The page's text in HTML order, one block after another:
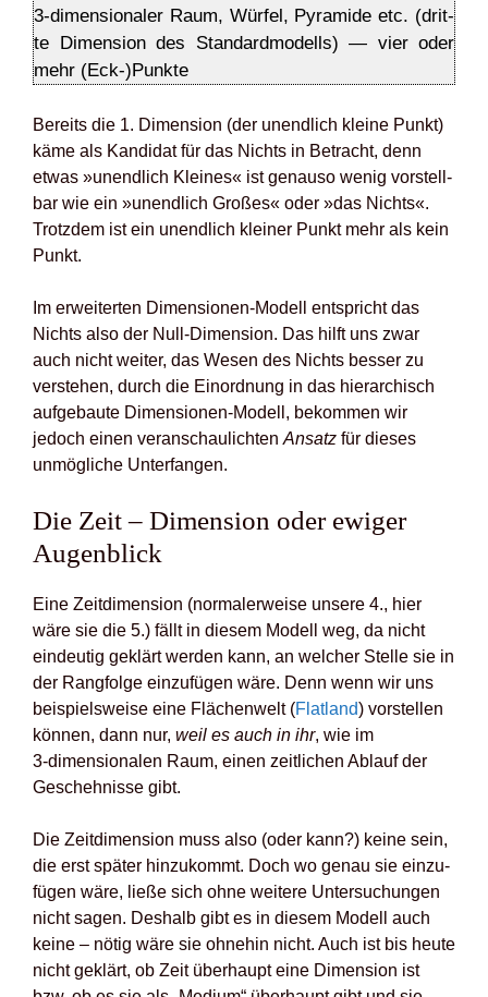
3‑dimensionaler Raum, Wür­fel, Pyra­mi­de etc. (drit­
te Dimen­si­on des Stan­dard­mo­dells) — vier oder
mehr (Eck-)Punkte
Bereits die 1. Dimen­si­on (der unend­lich klei­ne Punkt)
käme als Kan­di­dat für das Nichts in Betracht, denn
etwas »unend­lich Klei­nes« ist genau­so wenig vor­stell­
bar wie ein »unend­lich Gro­ßes« oder »das Nichts«.
Trotz­dem ist ein unend­lich klei­ner Punkt mehr als kein
Punkt.
Im erwei­ter­ten Dimen­sio­nen-Modell ent­spricht das
Nichts also der Null-Dimen­si­on. Das hilft uns zwar
auch nicht wei­ter, das Wesen des Nichts bes­ser zu
ver­ste­hen, durch die Ein­ord­nung in das hier­ar­chisch
auf­ge­bau­te Dimen­sio­nen-Modell, bekom­men wir
jedoch einen ver­an­schau­lich­ten Ansatz für die­ses
unmög­li­che Unter­fan­gen.
Die Zeit – Dimen­si­on oder ewi­ger
Augen­blick
Eine Zeit­di­men­si­on (nor­ma­ler­wei­se unse­re 4., hier
wäre sie die 5.) fällt in die­sem Modell weg, da nicht
ein­deu­tig geklärt wer­den kann, an wel­cher Stel­le sie in
der Rang­fol­ge ein­zu­fü­gen wäre. Denn wenn wir uns
bei­spiels­wei­se eine Flä­chen­welt (Flat­land) vor­stel­len
kön­nen, dann nur, weil es auch in ihr, wie im
3‑dimensionalen Raum, einen zeit­li­chen Ablauf der
Gescheh­nis­se gibt.
Die Zeit­di­men­si­on muss also (oder kann?) kei­ne sein,
die erst spä­ter hin­zu­kommt. Doch wo genau sie ein­zu­
fü­gen wäre, lie­ße sich ohne wei­te­re Unter­su­chun­gen
nicht sagen. Des­halb gibt es in die­sem Modell auch
kei­ne – nötig wäre sie ohne­hin nicht. Auch ist bis heu­te
nicht geklärt, ob Zeit über­haupt eine Dimen­si­on ist